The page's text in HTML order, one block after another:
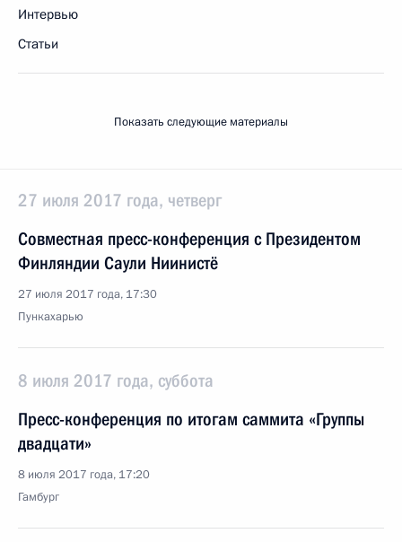
Интервью
Статьи
Показать следующие материалы
27 июля 2017 года, четверг
Совместная пресс-конференция с Президентом
Финляндии Саули Ниинистё
27 июля 2017 года, 17:30
Пункахарью
8 июля 2017 года, суббота
Пресс-конференция по итогам саммита «Группы
двадцати»
8 июля 2017 года, 17:20
Гамбург